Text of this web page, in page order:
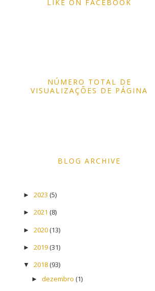
LIKE ON FACEBOOK
NÚMERO TOTAL DE
VISUALIZAÇÕES DE PÁGINA
BLOG ARCHIVE
► 2023 (5)
► 2021 (8)
► 2020(13)
► 2019(31)
▼ 2018(93)
► dezembro (1)